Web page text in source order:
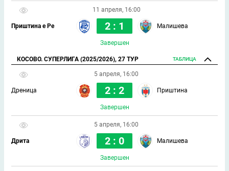
11 апреля, 16:00
Приштина е Ре 2 : 1 Малишева
Завершен
КОСОВО. СУПЕРЛИГА (2025/2026), 27 ТУР ТАБЛИЦА
5 апреля, 16:00
Дреница 2 : 2 Приштина
Завершен
5 апреля, 16:00
Дрита 2 : 0 Малишева
Завершен